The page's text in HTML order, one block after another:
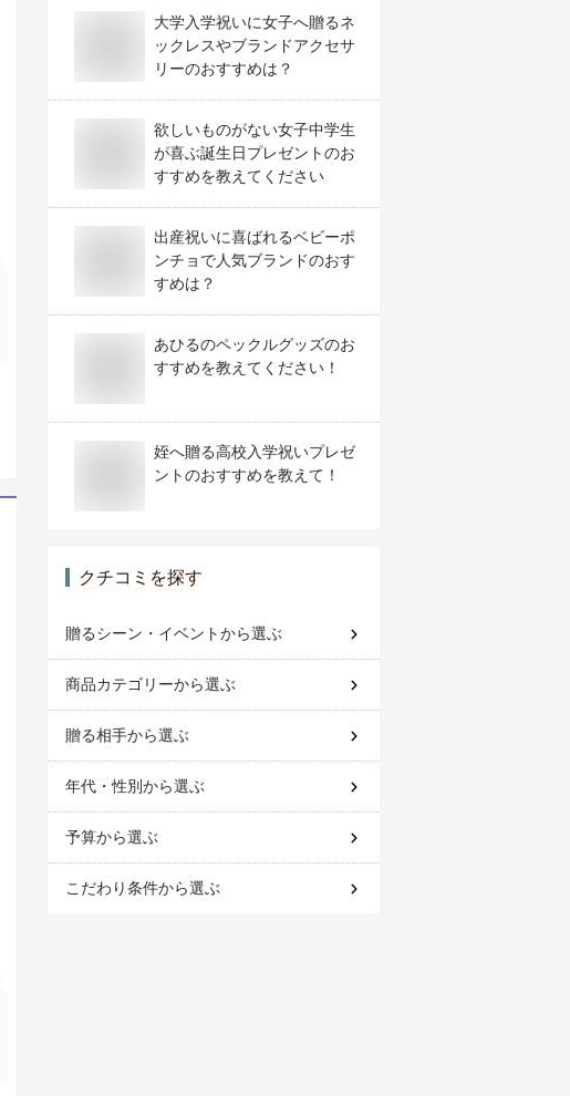
大学入学祝いに女子へ贈るネ
ックレスやブランドアクセサ
リーのおすすめは？
欲しいものがない女子中学生
が喜ぶ誕生日プレゼントのお
すすめを教えてください
出産祝いに喜ばれるベビーポ
ンチョで人気ブランドのおす
すめは？
あひるのペックルグッズのお
すすめを教えてください！
姪へ贈る高校入学祝いプレゼ
ントのおすすめを教えて！
クチコミを探す
贈るシーン・イベントから選ぶ
商品カテゴリーから選ぶ
贈る相手から選ぶ
年代・性別から選ぶ
予算から選ぶ
こだわり条件から選ぶ